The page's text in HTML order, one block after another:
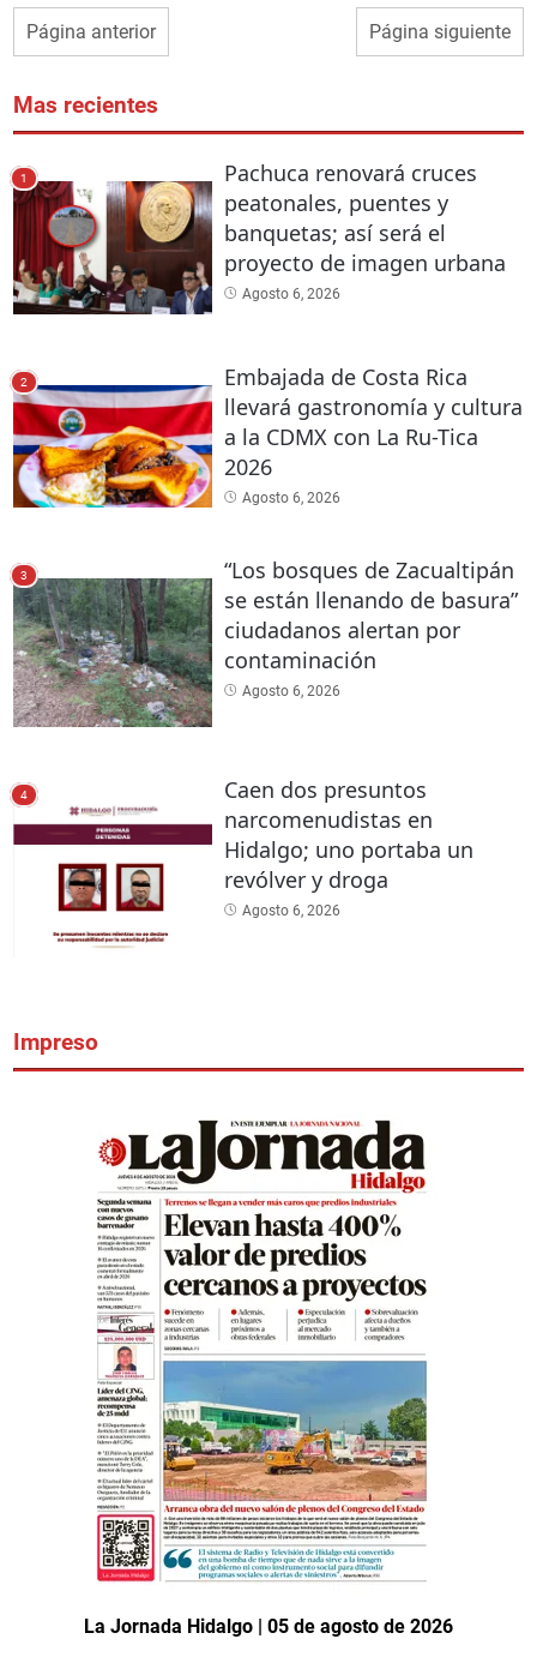
Página anterior Página siguiente
Mas recientes
1
Pachuca renovará cruces
peatonales, puentes y
banquetas; así será el
proyecto de imagen urbana
Agosto 6, 2026
2
Embajada de Costa Rica
llevará gastronomía y cultura
a la CDMX con La Ru-Tica
2026
Agosto 6, 2026
3
“Los bosques de Zacualtipán
se están llenando de basura”
ciudadanos alertan por
contaminación
Agosto 6, 2026
4
Caen dos presuntos
narcomenudistas en
Hidalgo; uno portaba un
revólver y droga
Agosto 6, 2026
Impreso
La Jornada Hidalgo | 05 de agosto de 2026